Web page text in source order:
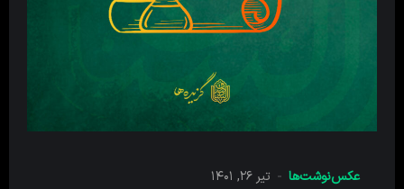
عکس‌نوشت‌ها تیر ۲۶, ۱۴۰۱